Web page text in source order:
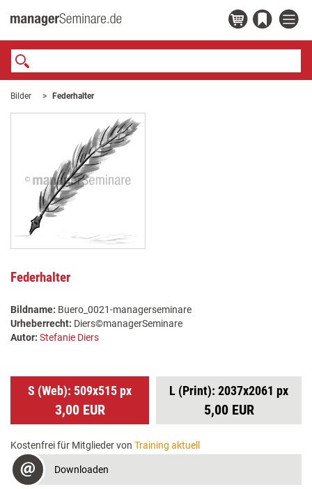
Bilder Federhalter
Federhalter
Bildname: Buero_0021-managerseminare
Urheberrecht: Diers©managerSeminare
Autor: Stefanie Diers
S (Web): 509x515 px
3,00 EUR
L (Print): 2037x2061 px
5,00 EUR
Kostenfrei für Mitglieder von Training aktuell
Downloaden